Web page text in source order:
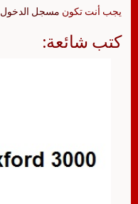
يجب أنت تكون مسجل الدخول
كتب شائعة: